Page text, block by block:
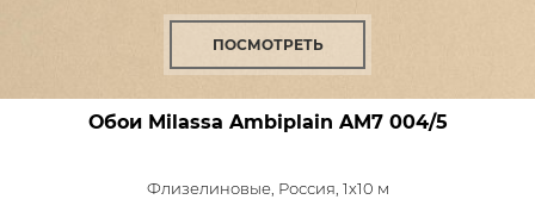
ПОСМОТРЕТЬ
Обои Milassa Ambiplain AM7 004/5
Флизелиновые, Россия, 1x10 м